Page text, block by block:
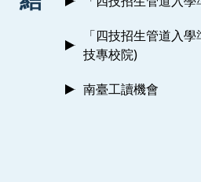
「四技招生管道入
技專校院)
南臺工讀機會